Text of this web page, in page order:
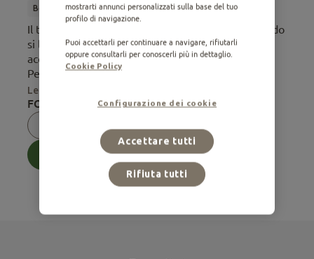
Boli di pelo
Il tuo gatto tende a formare palline di pelo? Quando
si lavano, i gatti ingoiano del pelo che potrebbe
accumularsi nel tratto digerente e causare fastidi.
Per questo, i n...
Leggi di più
FORMATI DISPONIBILI:
Acquista
mostrarti annunci personalizzati sulla base del tuo
profilo di navigazione.
Puoi accettarli per continuare a navigare, rifiutarli
oppure consultarli per conoscerli più in dettaglio.
Cookie Policy
Configurazione dei cookie
Rifiuta tutti
Accettare tutti